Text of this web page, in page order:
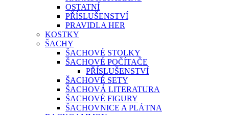
OSTATNÍ
PŘÍSLUŠENSTVÍ
PRAVIDLA HER
KOSTKY
ŠACHY
ŠACHOVÉ STOLKY
ŠACHOVÉ POČÍTAČE
PŘÍSLUŠENSTVÍ
ŠACHOVÉ SETY
ŠACHOVÁ LITERATURA
ŠACHOVÉ FIGURY
ŠACHOVNICE A PLÁTNA